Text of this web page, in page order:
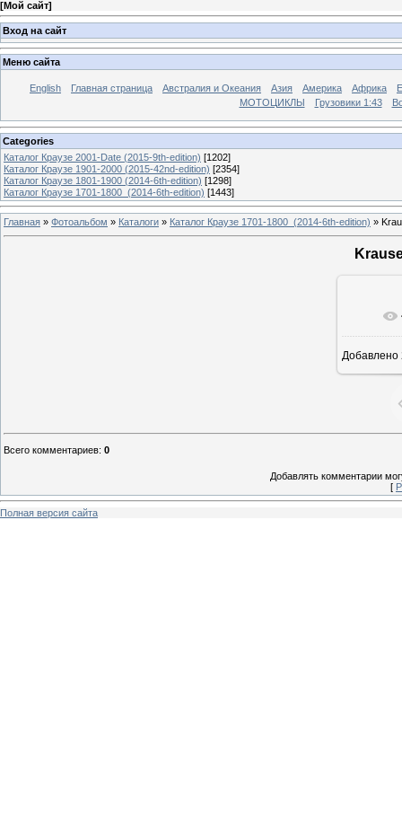
[Мой сайт]
Вход на сайт
Меню сайта
English Главная страница Австралия и Океания Азия Америка Африка
МОТОЦИКЛЫ
Грузовики 1:43
Categories
Каталог Краузе 2001-Date (2015-9th-edition) [1202]
Каталог Краузе 1901-2000 (2015-42nd-edition) [2354]
Каталог Краузе 1801-1900 (2014-6th-edition) [1298]
Каталог Краузе 1701-1800_(2014-6th-edition) [1443]
Главная » Фотоальбом » Каталоги » Каталог Краузе 1701-1800_(2014-6th-edition) »
Добавлено
Всего комментариев: 0
Добавлять комментарии
[
Полная версия сайта